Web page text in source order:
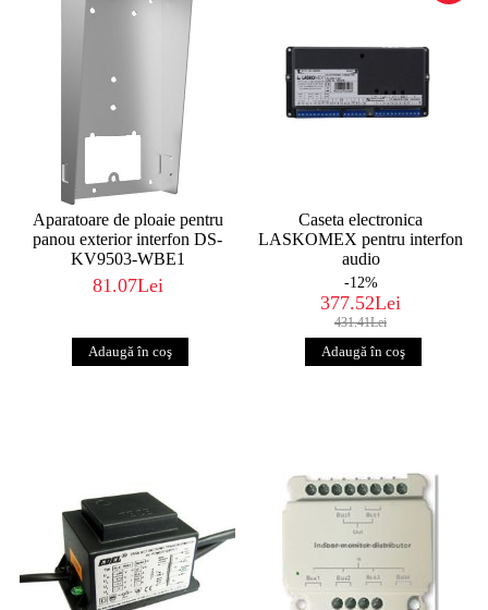
Aparatoare de ploaie pentru
panou exterior interfon DS-
KV9503-WBE1
81.07Lei
Caseta electronica
LASKOMEX pentru interfon
audio
-12%
377.52Lei
431.41Lei